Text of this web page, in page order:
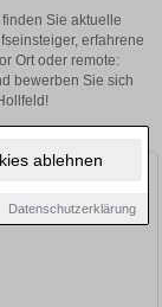
ablehnen
Datenschutzerklärung
Sie aktuelle
erfahrene
Ort oder remote:
bewerben Sie sich